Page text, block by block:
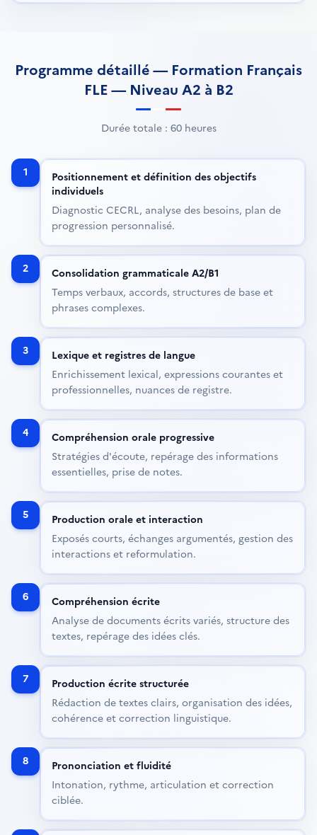
Programme détaillé— Formation Français
FLE — Niveau A2 à B2
Durée totale: 60 heures
1
Positionnement et définition des objectifs
individuels
Diagnostic CECRL, analyse des besoins, plan de
progression personnalisé.
2
Consolidation grammaticale A2/B1
Temps verbaux, accords, structures de base et
phrases complexes.
3
Lexique et registres de langue
Enrichissement lexical, expressions courantes et
professionnelles, nuances de registre.
4
Compréhension orale progressive
Stratégies d'écoute, repérage des informations
essentielles, prise de notes.
5
Production orale et interaction
Exposés courts, échanges argumentés, gestion des
interactions et reformulation.
6
Compréhension écrite
Analyse de documents écrits variés, structure des
textes, repérage des idées clés.
7
Production écrite structurée
Rédaction de textes clairs, organisation des idées,
cohérence et correction linguistique.
8
Prononciation et fluidité
Intonation, rythme, articulation et correction
ciblée.